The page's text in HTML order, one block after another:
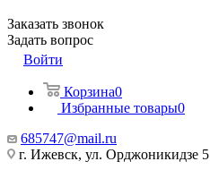
Заказать звонок
Задать вопрос
Войти
Корзина0
Избранные товары0
685747@mail.ru
г. Ижевск, ул. Орджоникидзе 5